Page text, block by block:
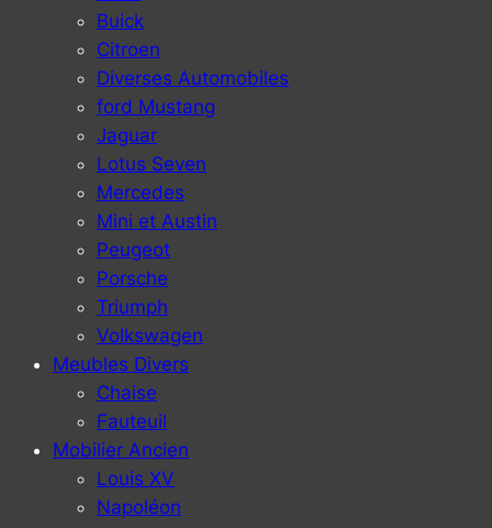
Buick
Citroen
Diverses Automobiles
ford Mustang
Jaguar
Lotus Seven
Mercedes
Mini et Austin
Peugeot
Porsche
Triumph
Volkswagen
Meubles Divers
Chaise
Fauteuil
Mobilier Ancien
Louis XV
Napoléon